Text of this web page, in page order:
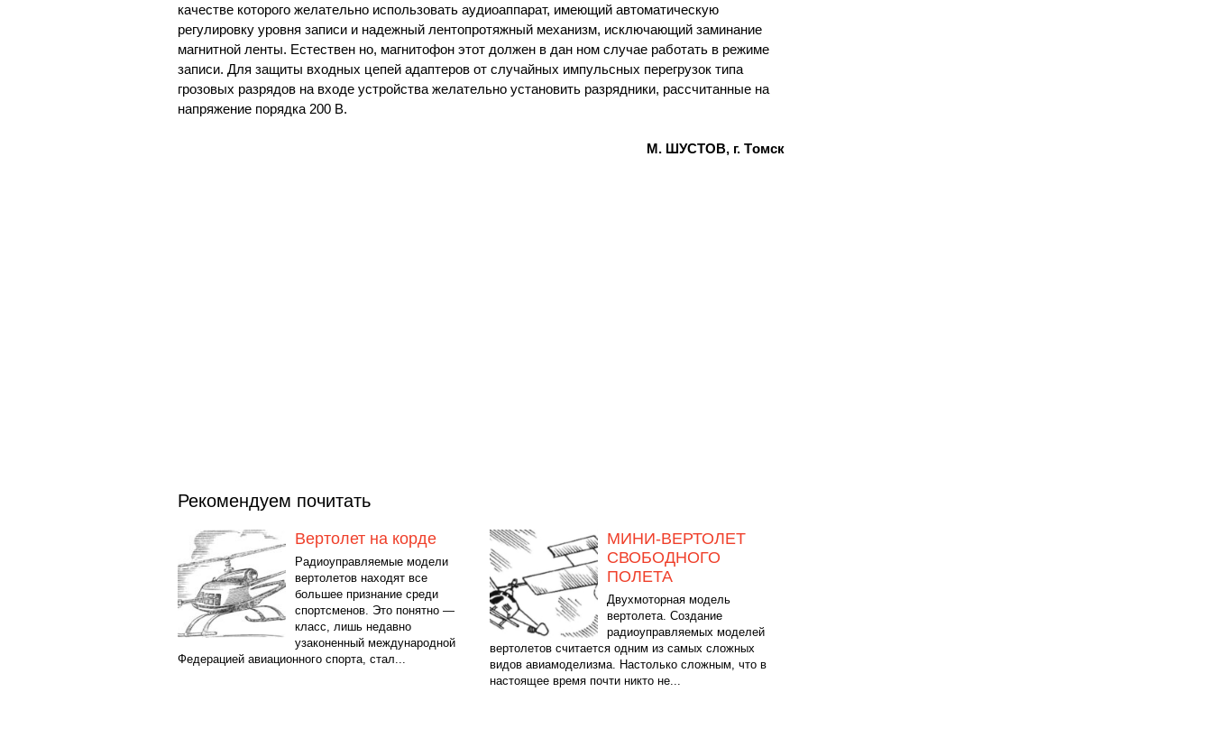
качестве которого желательно использовать аудиоаппарат, имеющий автоматическую
регулировку уровня записи и надежный лентопротяжный механизм, исключающий заминание
магнитной ленты. Естествен но, магнитофон этот должен в дан ном случае работать в режиме
записи. Для защиты входных цепей адаптеров от случайных импульсных перегрузок типа
грозовых разрядов на входе устройства желательно установить разрядники, рассчитанные на
напряжение порядка 200 В.
М. ШУСТОВ, г. Tомск
Рекомендуем почитать
Вертолет на корде
Радиоуправляемые модели
вертолетов находят все
большее признание среди
спортсменов. Это понятно —
класс, лишь недавно
узаконенный международной
Федерацией авиационного спорта, стал...
МИНИ-ВЕРТОЛЕТ
СВОБОДНОГО
ПОЛЕТА
Двухмоторная модель
вертолета. Создание
радиоуправляемых моделей
вертолетов считается одним из самых сложных
видов авиамоделизма. Настолько сложным, что в
настоящее время почти никто не...